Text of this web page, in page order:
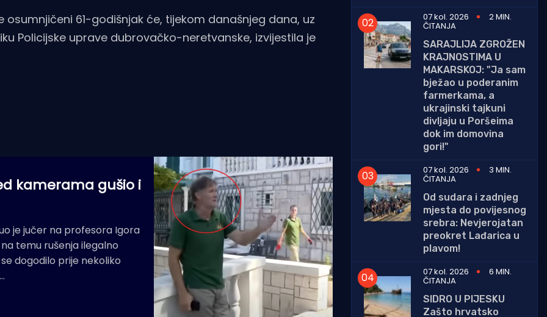
61-godišnjak će, tijekom današnjeg dana, uz
Policijske uprave dubrovačko-neretvanske, izvijestila je
kamerama gušio i
je jučer na profesora Igora
temu rušenja ilegalno
dogodilo prije nekoliko
07 kol. 2026
2 MIN.
ČITANJA
SARAJLIJA ZGROŽEN
KRAJNOSTIMA U
MAKARSKOJ: "Ja sam
bježao u poderanim
farmerkama, a
ukrajinski tajkuni
divljaju u Poršeima
dok im domovina
gori!"
07 kol. 2026
3 MIN.
ČITANJA
Od sudara i zadnjeg
mjesta do povijesnog
srebra: Nevjerojatan
preokret Lađarica u
plavom!
07 kol. 2026
6 MIN.
ČITANJA
SIDRO U PIJESKU
Zašto hrvatsko